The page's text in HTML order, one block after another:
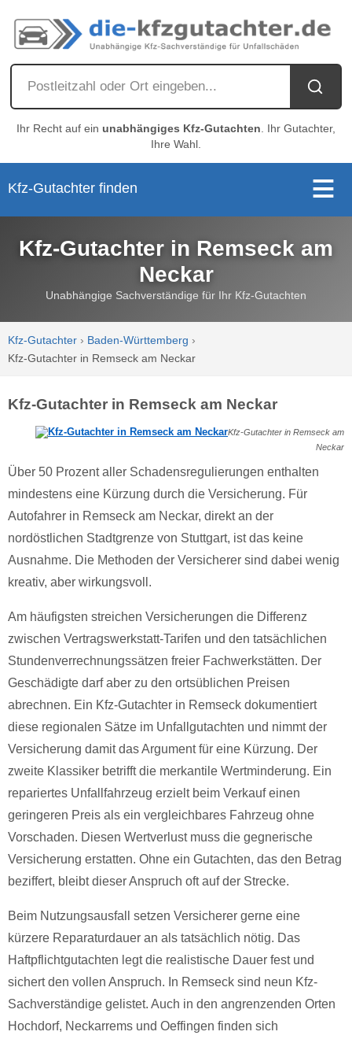
Ihr Recht auf ein unabhängiges Kfz-Gutachten . Ihr Gutachter,
Ihre Wahl.
Kfz-Gutachter finden
Kfz-Gutachter in Remseck am
Neckar
Unabhängige Sachverständige für Ihr Kfz-Gutachten
Kfz-Gutachter › Baden-Württemberg ›
Kfz-Gutachter in Remseck am Neckar
Kfz-Gutachter in Remseck am Neckar
Kfz-Gutachter in Remseck am
Neckar
Über 50 Prozent aller Schadensregulierungen enthalten
mindestens eine Kürzung durch die Versicherung. Für
Autofahrer in Remseck am Neckar, direkt an der
nordöstlichen Stadtgrenze von Stuttgart, ist das keine
Ausnahme. Die Methoden der Versicherer sind dabei wenig
kreativ, aber wirkungsvoll.
Am häufigsten streichen Versicherungen die Differenz
zwischen Vertragswerkstatt-Tarifen und den tatsächlichen
Stundenverrechnungssätzen freier Fachwerkstätten. Der
Geschädigte darf aber zu den ortsüblichen Preisen
abrechnen. Ein Kfz-Gutachter in Remseck dokumentiert
diese regionalen Sätze im Unfallgutachten und nimmt der
Versicherung damit das Argument für eine Kürzung. Der
zweite Klassiker betrifft die merkantile Wertminderung. Ein
repariertes Unfallfahrzeug erzielt beim Verkauf einen
geringeren Preis als ein vergleichbares Fahrzeug ohne
Vorschaden. Diesen Wertverlust muss die gegnerische
Versicherung erstatten. Ohne ein Gutachten, das den Betrag
beziffert, bleibt dieser Anspruch oft auf der Strecke.
Beim Nutzungsausfall setzen Versicherer gerne eine
kürzere Reparaturdauer an als tatsächlich nötig. Das
Haftpflichtgutachten legt die realistische Dauer fest und
sichert den vollen Anspruch. In Remseck sind neun Kfz-
Sachverständige gelistet. Auch in den angrenzenden Orten
Hochdorf, Neckarrems und Oeffingen finden sich